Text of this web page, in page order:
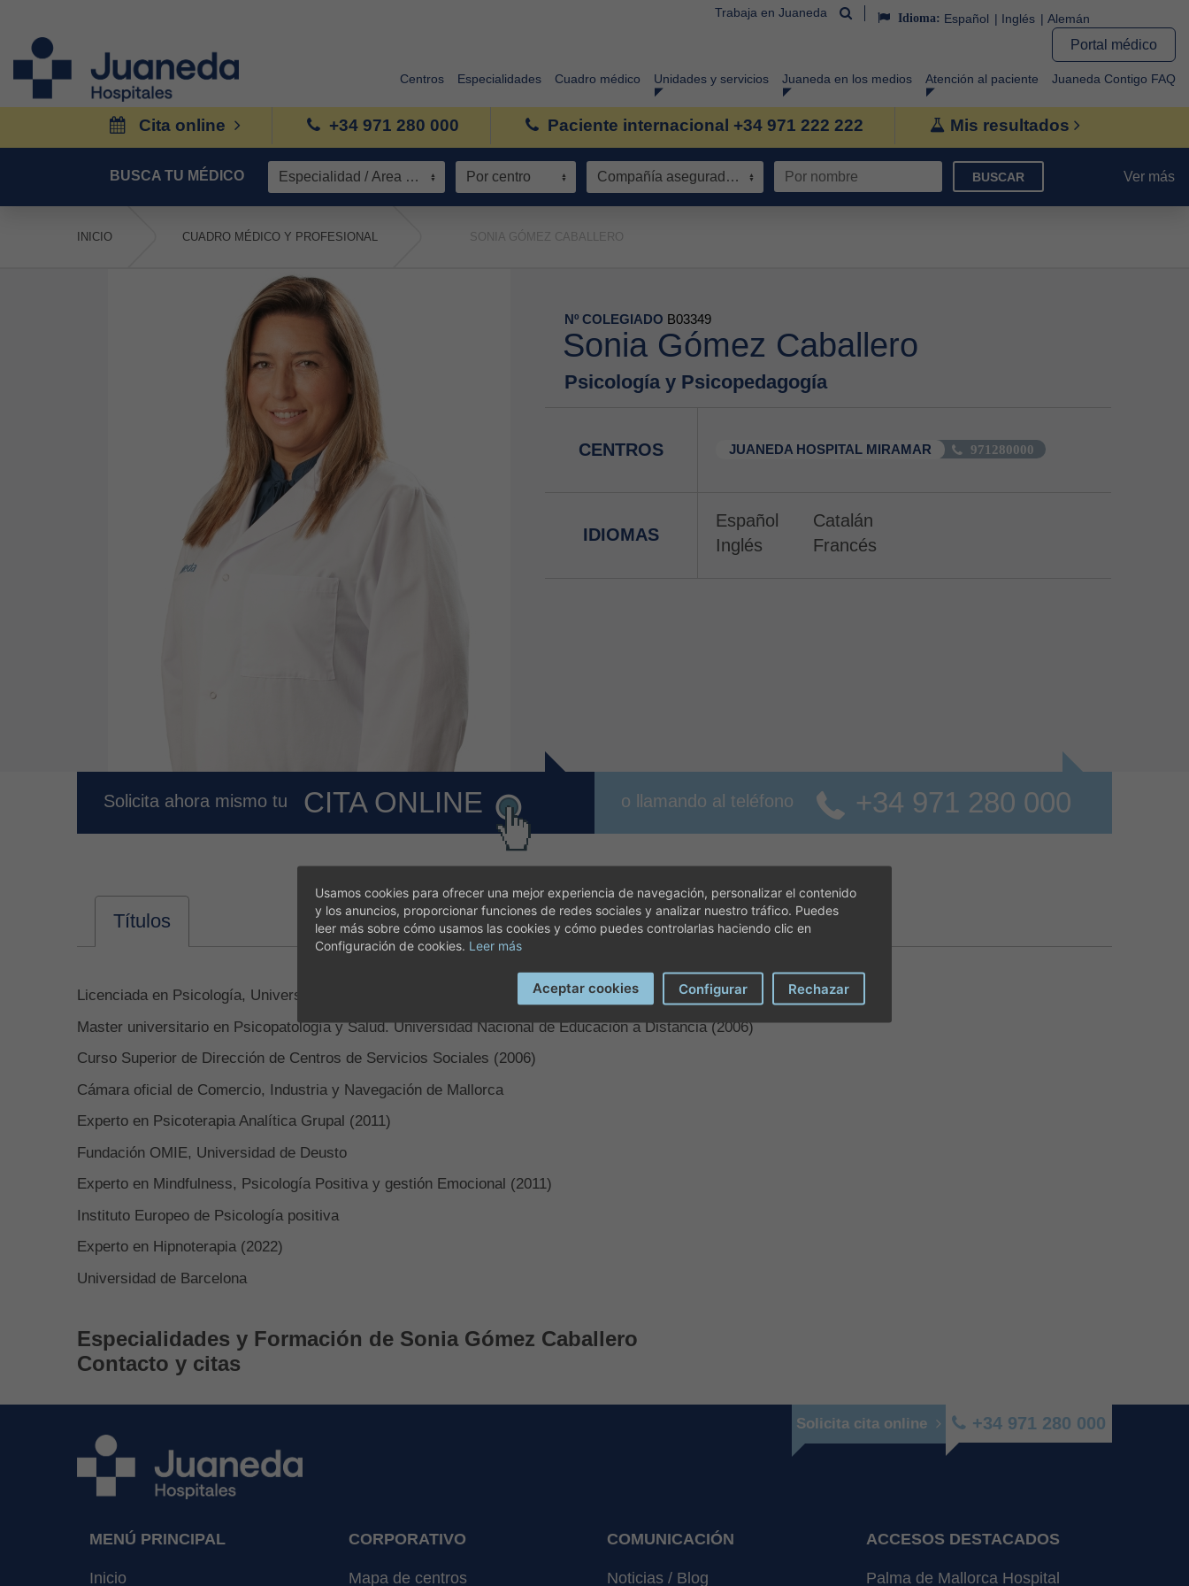
Trabaja en Juaneda Idioma: Español Inglés Alemán
Portal médico
Centros Especialidades Cuadro médico Unidades y servicios Juaneda en los medios Atención al paciente Juaneda Contigo FAQ
Cita online +34 971 280 000 Paciente internacional +34 971 222 222 Mis resultados
BUSCA TU MÉDICO Especialidad / Área de conocimiento Por centro Compañía aseguradora BUSCAR Ver más
INICIO CUADRO MÉDICO Y PROFESIONAL SONIA GÓMEZ CABALLERO
Nº COLEGIADO B03349
Sonia Gómez Caballero
Psicología y Psicopedagogía
CENTROS JUANEDA HOSPITAL MIRAMAR 971280000
IDIOMAS
Español
Catalán
Inglés
Francés
Solicita ahora mismo tu CITA ONLINE o llamando al teléfono +34 971 280 000
Títulos
Licenciada en Psicología, Universidad de Sevilla (2002)
Master universitario en Psicopatología y Salud. Universidad Nacional de Educación a Distancia (2006)
Curso Superior de Dirección de Centros de Servicios Sociales (2006)
Cámara oficial de Comercio, Industria y Navegación de Mallorca
Experto en Psicoterapia Analítica Grupal (2011)
Fundación OMIE, Universidad de Deusto
Experto en Mindfulness, Psicología Positiva y gestión Emocional (2011)
Instituto Europeo de Psicología positiva
Experto en Hipnoterapia (2022)
Universidad de Barcelona
Especialidades y Formación de Sonia Gómez Caballero
Contacto y citas
Solicita cita online +34 971 280 000
MENÚ PRINCIPAL
Inicio
CORPORATIVO
Mapa de centros
COMUNICACIÓN
Noticias / Blog
ACCESOS DESTACADOS
Palma de Mallorca Hospital
Usamos cookies para ofrecer una mejor experiencia de navegación, personalizar el contenido
y los anuncios, proporcionar funciones de redes sociales y analizar nuestro tráfico. Puedes
leer más sobre cómo usamos las cookies y cómo puedes controlarlas haciendo clic en
Configuración de cookies. Leer más
Aceptar cookies Configurar Rechazar